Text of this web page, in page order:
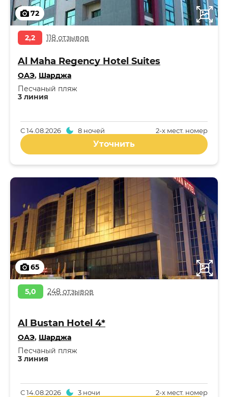
72
2,2 118 отзывов
Al Maha Regency Hotel Suites
ОАЭ, Шарджа
3 линия
Песчаный пляж
2-x мест. номер
С14.08.2026 8 ночей
Уточнить
65
5,0 248 отзывов
Al Bustan Hotel 4*
ОАЭ, Шарджа
3 линия
Песчаный пляж
2-x мест. номер
С14.08.2026 3 ночи